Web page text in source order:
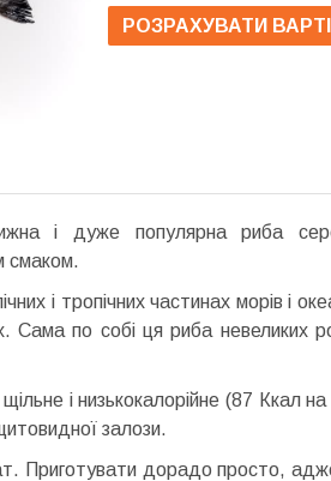
РОЗРАХУВАТИ
і дуже популярна риба
смаком.
і тропічних частинах морів і
по собі ця риба невеликих
і низькокалорійне (87 Ккал
залози.
Приготувати дорадо просто,